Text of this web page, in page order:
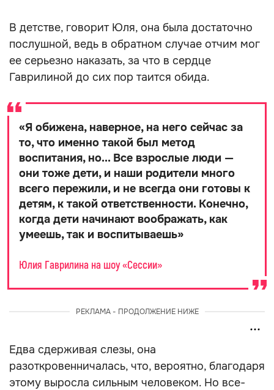
В детстве, говорит Юля, она была достаточно
послушной, ведь в обратном случае отчим мог
ее серьезно наказать, за что в сердце
Гаврилиной до сих пор таится обида.
«Я обижена, наверное, на него сейчас за
то, что именно такой был метод
воспитания, но... Все взрослые люди —
они тоже дети, и наши родители много
всего пережили, и не всегда они готовы к
детям, к такой ответственности. Конечно,
когда дети начинают воображать, как
умеешь, так и воспитываешь»
Юлия Гаврилина на шоу «Сессии»
РЕКЛАМА - ПРОДОЛЖЕНИЕ НИЖЕ
Едва сдерживая слезы, она
разоткровенничалась, что, вероятно, благодаря
этому выросла сильным человеком. Но все-